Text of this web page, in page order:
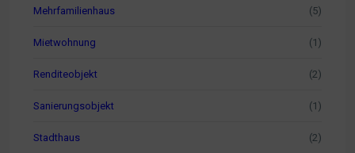
Mehrfamilienhaus (5)
Mietwohnung (1)
Renditeobjekt (2)
Sanierungsobjekt (1)
Stadthaus (2)